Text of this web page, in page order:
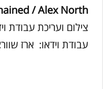
/ Alex North
צילום ועריכת עבודת
עבודת וידאו: ארז